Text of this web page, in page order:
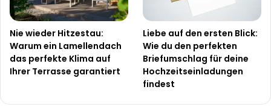
Nie wieder Hitzestau:
Warum ein Lamellendach
das perfekte Klima auf
Ihrer Terrasse garantiert
Liebe auf den ersten Blick:
Wie du den perfekten
Briefumschlag für deine
Hochzeitseinladungen
findest